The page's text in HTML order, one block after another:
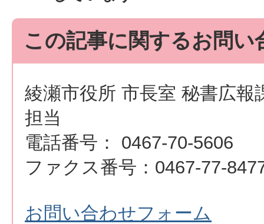
この記事に関するお問い
綾瀬市役所 市長室 秘書広報
担当
電話番号： 0467-70-5606
ファクス番号：0467-77-
お問い合わせフォーム